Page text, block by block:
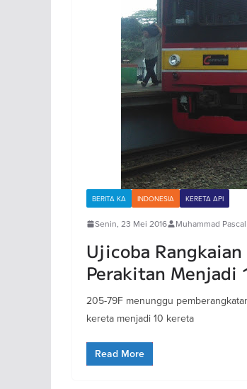
BERITA KA INDONESIA KERETA API
Senin, 23 Mei 2016 Muhammad
Ujicoba
Perakitan Menjadi
205-79F menunggu
kereta menjadi 10 kereta
Read More